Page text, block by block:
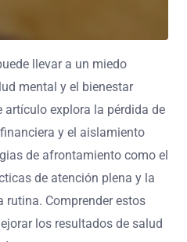
llevar a un miedo
mental y el bienestar
artículo explora la pérdida de
y el aislamiento
de afrontamiento como el
de atención plena y la
rutina. Comprender estos
los resultados de salud